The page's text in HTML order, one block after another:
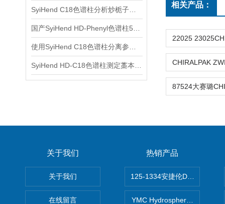
相关产品：
关于我们
关于我们
在线留言
热销产品
125-1334安捷伦DB-624色谱
YMC Hydrosphere C18亲水